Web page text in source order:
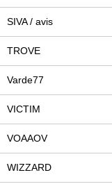
SIVA / avis
TROVE
Varde77
VICTIM
VOAAOV
WIZZARD